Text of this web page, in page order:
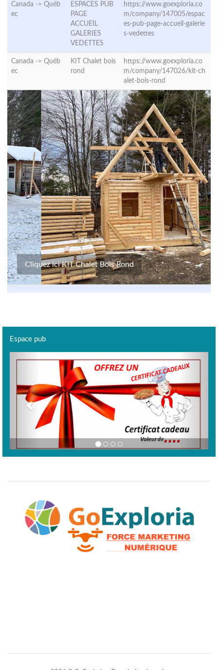
Canada -> Québ
ec
ESPACES PUB
PAGE
ACCUEIL
GALERIES
VEDETTES
https://www.goexploria.co
m/company/147005/espac
es-pub-page-accueil-galerie
s-vedettes
Canada -> Québ
ec
KIT Chalet bois
rond
https://www.goexploria.co
m/company/147026/kit-ch
alet-bois-rond
Cliquez ici KIT Chalet Bois Rond
Espace pub